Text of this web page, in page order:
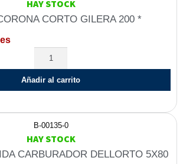
HAY STOCK
CORTO GILERA 200 *
Añadir al carrito
B-00135-0
HAY STOCK
CARBURADOR DELLORTO 5X80